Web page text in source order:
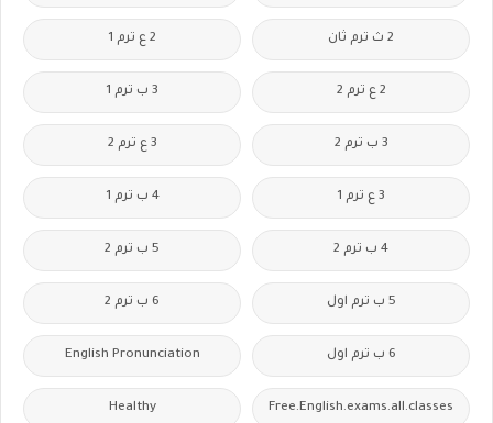
2 ث ترم ثان 2 ع ترم 1
2 ع ترم 2 3 ب ترم 1
3 ب ترم 2 3 ع ترم 2
3 ع ترم 1 4 ب ترم 1
4 ب ترم 2 5 ب ترم 2
5 ب ترم اول 6 ب ترم 2
6 ب ترم اول English Pronunciation
Free.English.exams.all.classes
Healthy